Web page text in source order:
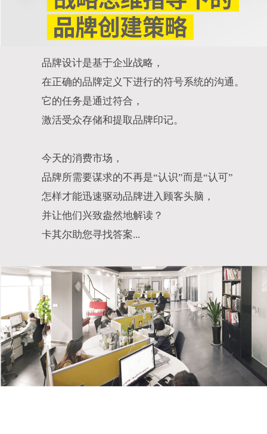
品牌设计是基于企业战略，
在正确的品牌定义下进行的符号系统的沟通。
它的任务是通过符合，
激活受众存储和提取品牌印记。
今天的消费市场，
品牌所需要谋求的不再是“认识”而是“认可”
怎样才能迅速驱动品牌进入顾客头脑，
并让他们兴致盎然地解读？
卡其尔助您寻找答案...